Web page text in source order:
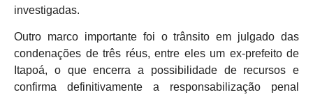
investigadas.
Outro marco importante foi o trânsito em julgado das
condenações de três réus, entre eles um ex-prefeito de
Itapoá, o que encerra a possibilidade de recursos e
confirma definitivamente a responsabilização penal